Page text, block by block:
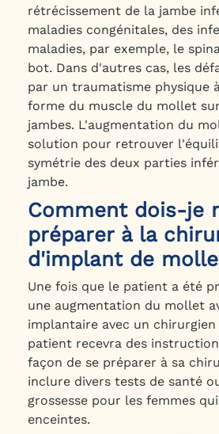
rétrécissement de la jambe
maladies congénitales, des
maladies, par exemple, le
bot. Dans d'autres cas, les
par un traumatisme physique
forme du muscle du mollet
jambes. L'augmentation du
solution pour retrouver
symétrie des deux parties
jambe.
Comment dois-je
préparer à la
d'implant de
Une fois que le patient a été
une augmentation du mollet
implantaire avec un
patient recevra des
façon de se préparer à sa
inclure divers tests de santé
grossesse pour les femmes
enceintes.